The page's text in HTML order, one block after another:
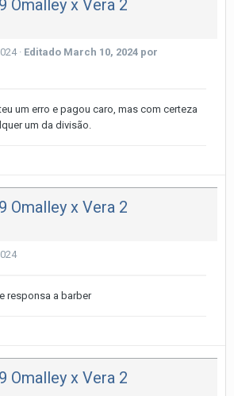
Omalley x Vera 2
· Editado March 10, 2024 por
um erro e pagou caro, mas com certeza
um da divisão.
Omalley x Vera 2
responsa a barber
Omalley x Vera 2